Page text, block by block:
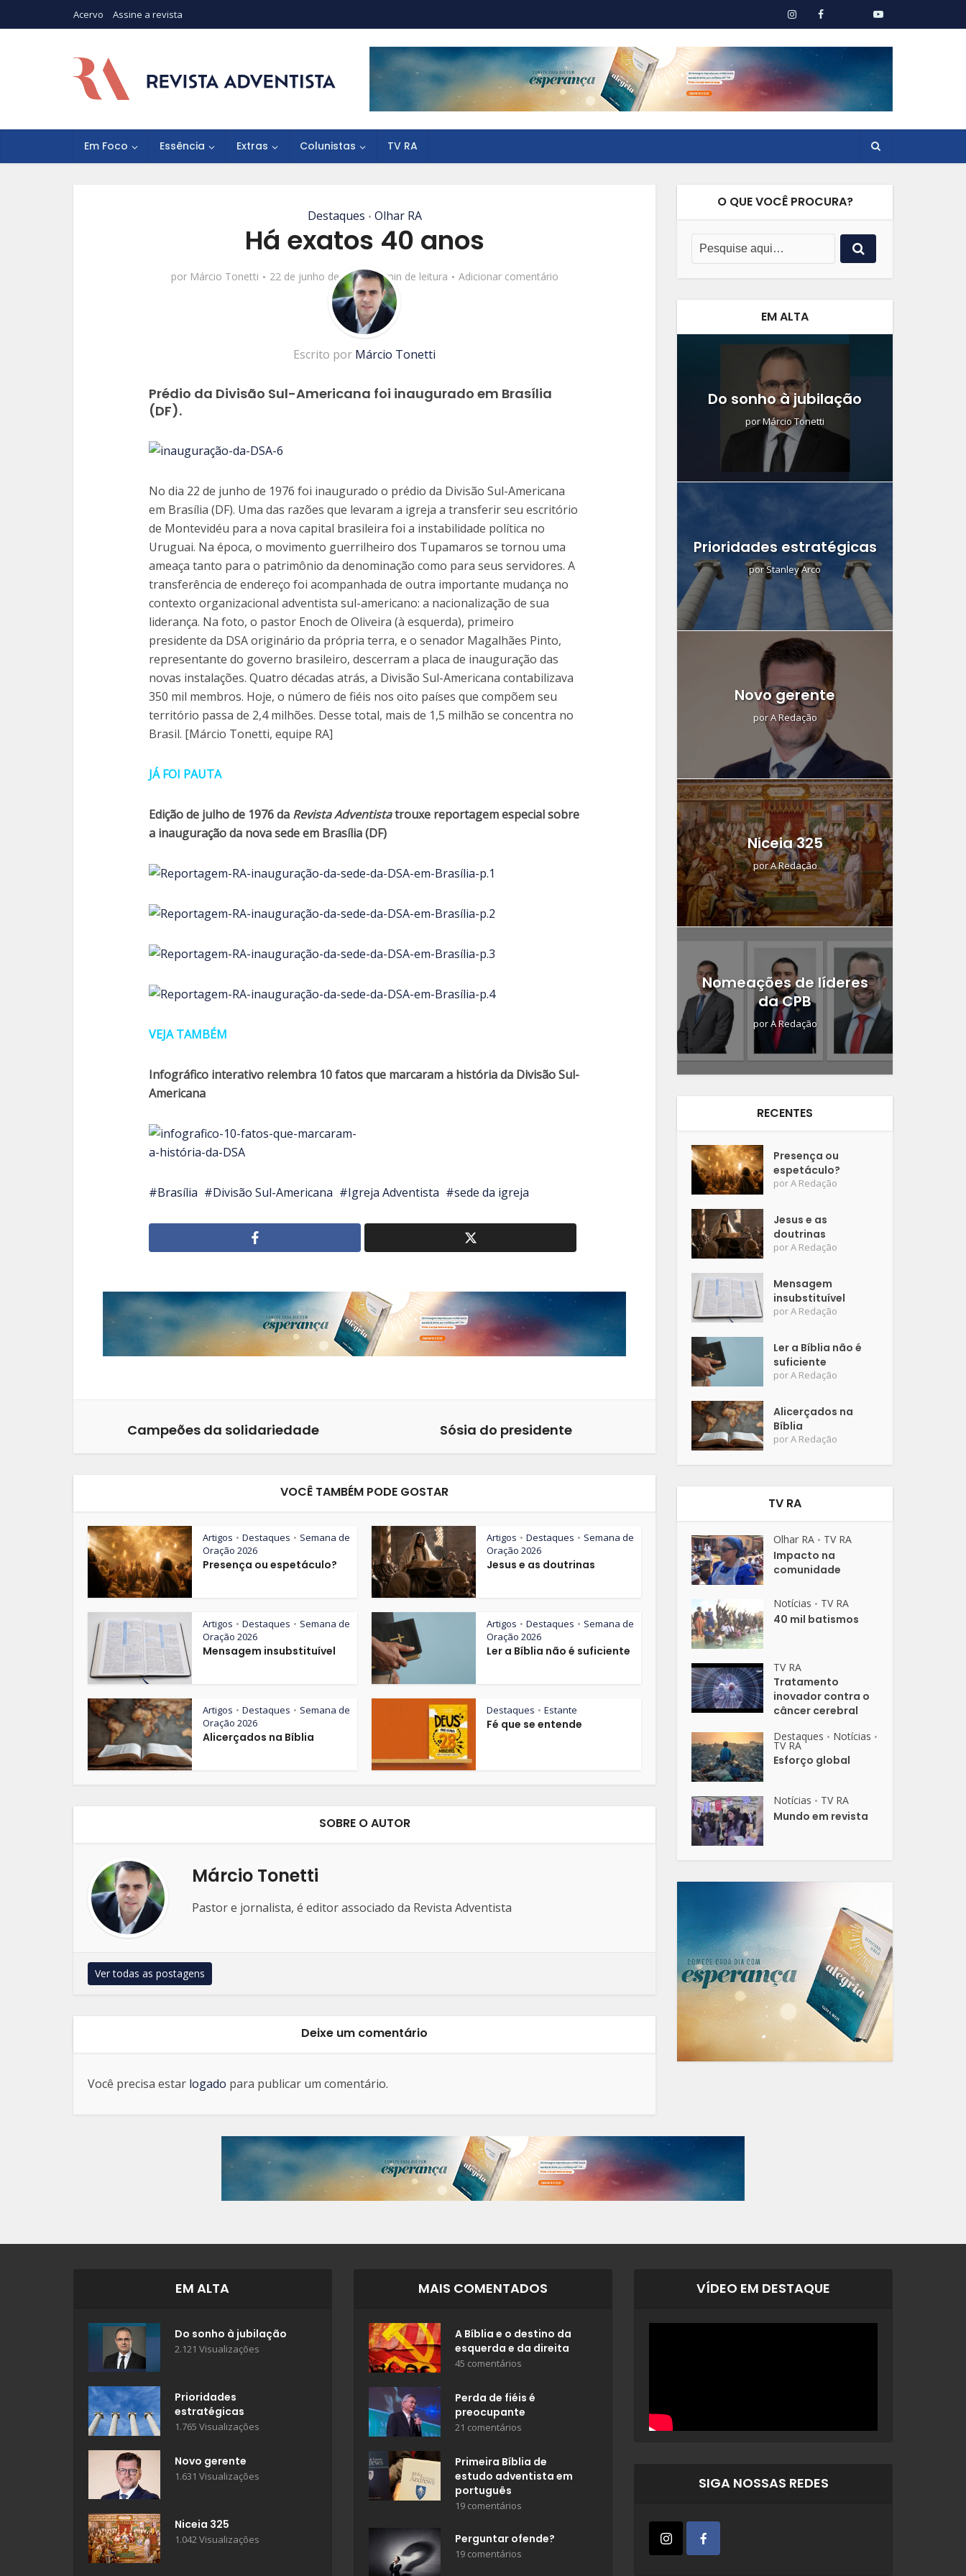
Acervo Assine a revista
Em Foco Essência Extras Colunistas TV RA
Destaques • Olhar RA
Há exatos 40 anos
por Márcio Tonetti 22 de junho de 2016 1 min de leitura Adicionar comentário
Escrito por Márcio Tonetti
Prédio da Divisão Sul-Americana foi inaugurado em Brasília
(DF).
No dia 22 de junho de 1976 foi inaugurado o prédio da Divisão Sul-Americana
em Brasília (DF). Uma das razões que levaram a igreja a transferir seu escritório
de Montevidéu para a nova capital brasileira foi a instabilidade política no
Uruguai. Na época, o movimento guerrilheiro dos Tupamaros se tornou uma
ameaça tanto para o patrimônio da denominação como para seus servidores. A
transferência de endereço foi acompanhada de outra importante mudança no
contexto organizacional adventista sul-americano: a nacionalização de sua
liderança. Na foto, o pastor Enoch de Oliveira (à esquerda), primeiro
presidente da DSA originário da própria terra, e o senador Magalhães Pinto,
representante do governo brasileiro, descerram a placa de inauguração das
novas instalações. Quatro décadas atrás, a Divisão Sul-Americana contabilizava
350 mil membros. Hoje, o número de fiéis nos oito países que compõem seu
território passa de 2,4 milhões. Desse total, mais de 1,5 milhão se concentra no
Brasil. [Márcio Tonetti, equipe RA]
JÁ FOI PAUTA
Edição de julho de 1976 da Revista Adventistatrouxe reportagem especial sobre
a inauguração da nova sede em Brasília (DF)
VEJA TAMBÉM
Infográfico interativo relembra 10 fatos que marcaram a história da Divisão Sul-
Americana
Brasília Divisão Sul-Americana Igreja Adventista sede da igreja
Campeões da solidariedade Sósia do presidente
VOCÊ TAMBÉM PODE GOSTAR
Artigos • Destaques • Semana de
Oração 2026
Presença ou espetáculo?
Artigos • Destaques • Semana de
Oração 2026
Jesus e as doutrinas
Artigos • Destaques • Semana de
Oração 2026
Mensagem insubstituível
Artigos • Destaques • Semana de
Oração 2026
Ler a Bíblia não é suficiente
Artigos • Destaques • Semana de
Oração 2026
Alicerçados na Bíblia
Destaques • Estante
Fé que se entende
SOBRE O AUTOR
Márcio Tonetti
Pastor e jornalista, é editor associado da Revista Adventista
Ver todas as postagens
Deixe um comentário
Você precisa estar logado para publicar um comentário.
O QUE VOCÊ PROCURA?
EM ALTA
Do sonho à jubilação
porMárcio Tonetti
Prioridades estratégicas
porStanley Arco
Novo gerente
porA Redação
Niceia 325
porA Redação
Nomeações de líderes
da CPB
porA Redação
RECENTES
Presença ou
espetáculo?
porA Redação
Jesus e as
doutrinas
porA Redação
Mensagem
insubstituível
porA Redação
Ler a Bíblia não é
suficiente
porA Redação
Alicerçados na
Bíblia
porA Redação
TV RA
Olhar RA • TV RA
Impacto na
comunidade
Notícias • TV RA
40 mil batismos
TV RA
Tratamento
inovador contra o
câncer cerebral
Destaques • Notícias •
TV RA
Esforço global
Notícias • TV RA
Mundo em revista
EM ALTA
Do sonho à jubilação
2.121 Visualizações
Prioridades
estratégicas
1.765 Visualizações
Novo gerente
1.631 Visualizações
Niceia 325
1.042 Visualizações
MAIS COMENTADOS
A Bíblia e o destino da
esquerda e da direita
45 comentários
Perda de fiéis é
preocupante
21 comentários
Primeira Bíblia de
estudo adventista em
português
19 comentários
Perguntar ofende?
19 comentários
VÍDEO EM DESTAQUE
SIGA NOSSAS REDES